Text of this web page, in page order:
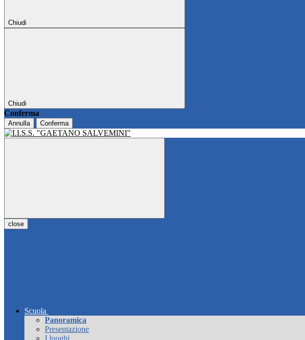
Chiudi
Chiudi
Conferma
Annulla Conferma
close
Scuola
Panoramica
Presentazione